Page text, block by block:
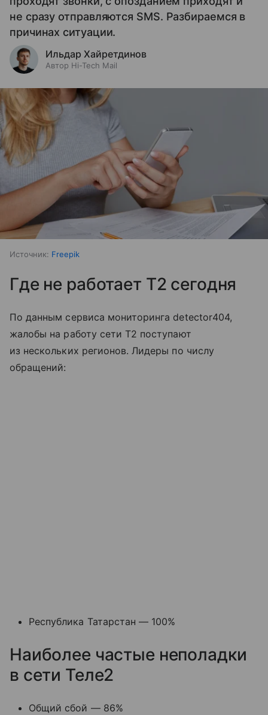
не сразу отправляются SMS. Разбираемся в
причинах ситуации.
Ильдар Хайретдинов
Автор Hi-Tech Mail
Источник: Freepik
Где не работает T2 сегодня
По данным сервиса мониторинга detector404,
жалобы на работу сети T2 поступают
из нескольких регионов. Лидеры по числу
обращений:
Республика Татарстан — 100%
Наиболее частые неполадки
в сети Теле2
Общий сбой — 86%